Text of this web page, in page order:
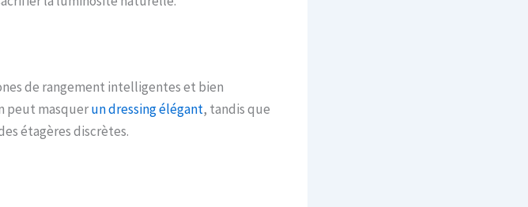
de rangement intelligentes et bien
peut masquerun dressing élégant, tandis que
étagères discrètes.